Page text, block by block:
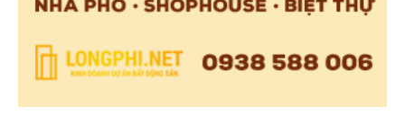
gắn kết với quận 4 như: cầu Thủ Thiêm 3 có vị trí
cầu bắt đầu từ đường Tôn Đản, băng qua đường
Nguyễn Tất Thành và vượt sông Sài Gòn để nối với